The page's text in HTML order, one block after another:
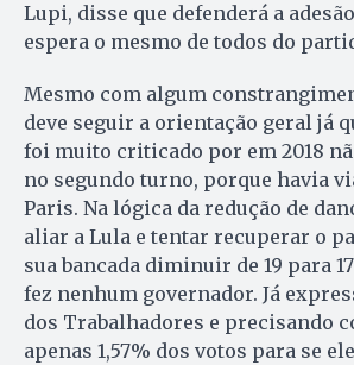
Lupi, disse que defenderá a
espera o mesmo de todos do
Mesmo com algum
deve seguir a orientação geral já
foi muito criticado por em 2018
no segundo turno, porque havia
Paris. Na lógica da redução de
aliar a Lula e tentar recuperar o
sua bancada diminuir de 19 para
fez nenhum governador. Já
dos Trabalhadores e precisando
apenas 1,57% dos votos para se